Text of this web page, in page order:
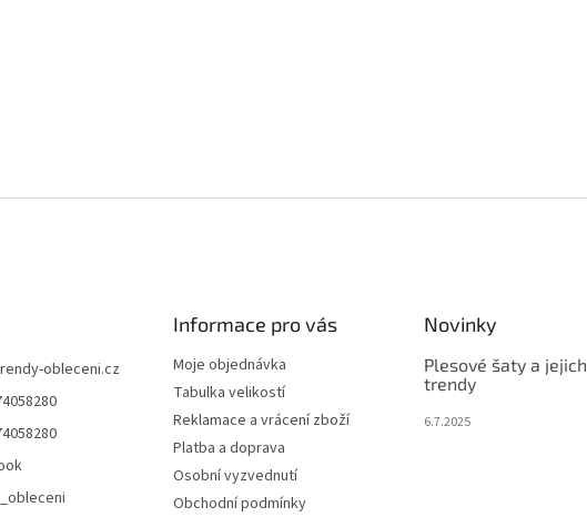
obleceni.cz
Informace pro vás
Moje objednávka
Tabulka velikostí
Reklamace a vrácení zboží
Platba a doprava
Osobní vyzvednutí
Obchodní podmínky
Novinky
Plesové šaty a jejich
trendy
6.7.2025